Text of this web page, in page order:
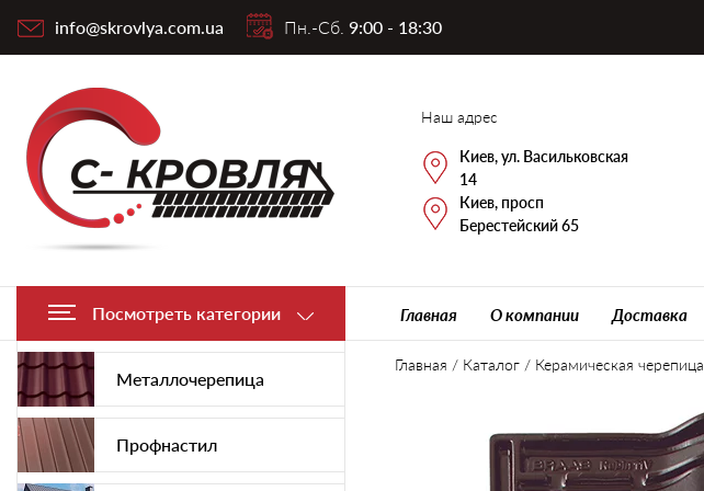
info@skrovlya.com.ua Пн.-Сб. 9:00 - 18:30
Наш адрес
Киев, ул. Васильковская
14
Киев, просп
Берестейский 65
Посмотреть категории Главная О компании Доставка
Металлочерепица
Профнастил
Главная / Каталог / Керамическая черепица